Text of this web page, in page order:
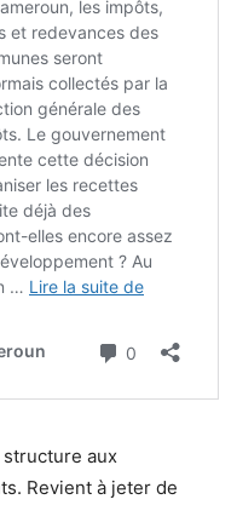
structure aux
Revient à jeter de